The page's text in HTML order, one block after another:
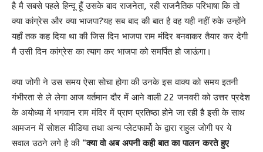
है मै सबसे पहले हिन्दू हूँ उसके बाद राजनेता, रही राजनैतिक परिभाषा कि तो
क्या कांग्रेस और क्या भाजपा?यह सब बाद की बात है वह यही नहीं रुके उन्होंने
यहाँ तक कह दिया था की जिस दिन भाजपा राम मंदिर बनवाकर तैयार कर देगी
मै उसी दिन कांग्रेस का त्याग कर भाजपा को समर्पित हो जाऊंगा।
क्या जोगी ने उस समय ऐसा सोचा होगा की उनके इस वाक्य को समय इतनी
गंभीरता से ले लेगा आज वर्तमान दौर में आने वाली 22 जनवरी को उत्तर प्रदेश
के अयोध्या में भगवान राम मंदिर में प्राण प्रतिष्ठा होने जा रही है इसी के साथ
आमजन में सोशल मीडिया तथा अन्य प्लेटफार्मो के द्वारा राहुल जोगी पर ये
सवाल उठने लगे है की “क्या वो अब अपनी कही बात का पालन करते हुए